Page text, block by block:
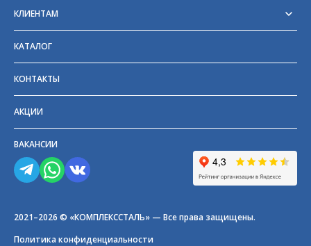
Отзывы
Блог
Партнёры и поставщики
КЛИЕНТАМ
Возврат
Частые вопросы
Прайс-лист
КАТАЛОГ
КОНТАКТЫ
АКЦИИ
ВАКАНСИИ
2021–2026 © «КОМПЛЕКССТАЛЬ» — Все права защищены.
Политика конфиденциальности